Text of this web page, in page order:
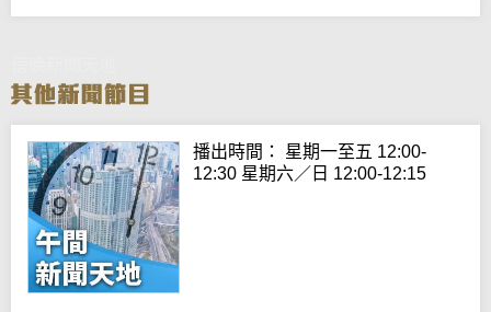
播出時間： 星期一至五 12:00-
12:30 星期六／日 12:00-12:15